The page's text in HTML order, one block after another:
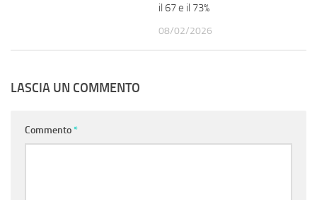
il 67 e il 73%
08/02/2026
LASCIA UN COMMENTO
Commento*